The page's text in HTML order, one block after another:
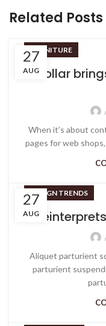
Related Posts
27
AUG
FURNITURE
Collar
When it’s about
pages for web
27
AUG
DESIGN TRENDS
Aliquet parturient
parturient